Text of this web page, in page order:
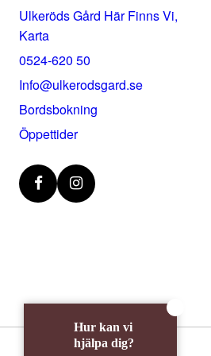
Ulkeröds Gård Här Finns Vi,
Karta
0524-620 50
info@ulkerodsgard.se
Bordsbokning
Öppettider
Hur kan vi
hjälpa dig?